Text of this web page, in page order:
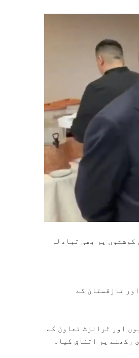
پر بھی تبادلہ
قازقستان کے
اور ٹرانزٹ تعاون کے
رکھنے پر اتفاق کیا۔